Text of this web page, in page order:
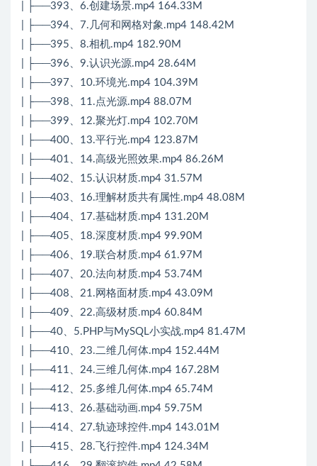
| ├──393、6.创建场景.mp4 164.33M
| ├──394、7.几何和网格对象.mp4 148.42M
| ├──395、8.相机.mp4 182.90M
| ├──396、9.认识光源.mp4 28.64M
| ├──397、10.环境光.mp4 104.39M
| ├──398、11.点光源.mp4 88.07M
| ├──399、12.聚光灯.mp4 102.70M
| ├──400、13.平行光.mp4 123.87M
| ├──401、14.高级光照效果.mp4 86.26M
| ├──402、15.认识材质.mp4 31.57M
| ├──403、16.理解材质共有属性.mp4 48.08M
| ├──404、17.基础材质.mp4 131.20M
| ├──405、18.深度材质.mp4 99.90M
| ├──406、19.联合材质.mp4 61.97M
| ├──407、20.法向材质.mp4 53.74M
| ├──408、21.网格面材质.mp4 43.09M
| ├──409、22.高级材质.mp4 60.84M
| ├──40、5.PHP与MySQL小实战.mp4 81.47M
| ├──410、23.二维几何体.mp4 152.44M
| ├──411、24.三维几何体.mp4 167.28M
| ├──412、25.多维几何体.mp4 65.74M
| ├──413、26.基础动画.mp4 59.75M
| ├──414、27.轨迹球控件.mp4 143.01M
| ├──415、28.飞行控件.mp4 124.34M